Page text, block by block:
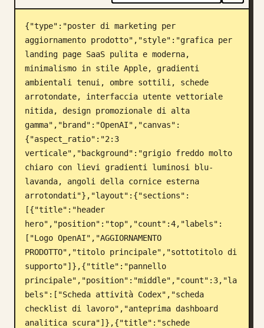
Blog
Aggiornamenti
{"type":"poster di marketing per
aggiornamento prodotto","style":"grafica per
landing page SaaS pulita e moderna,
minimalismo in stile Apple, gradienti
ambientali tenui, ombre sottili, schede
arrotondate, interfaccia utente vettoriale
nitida, design promozionale di alta
gamma","brand":"OpenAI","canvas":
{"aspect_ratio":"2:3
verticale","background":"grigio freddo molto
chiaro con lievi gradienti luminosi blu-
lavanda, angoli della cornice esterna
arrotondati"},"layout":{"sections":
[{"title":"header
hero","position":"top","count":4,"labels":
["Logo OpenAI","AGGIORNAMENTO
PRODOTTO","titolo principale","sottotitolo di
supporto"]},{"title":"pannello
principale","position":"middle","count":3,"la
bels":["Scheda attività Codex","scheda
checklist di lavoro","anteprima dashboard
analitica scura"]},{"title":"schede